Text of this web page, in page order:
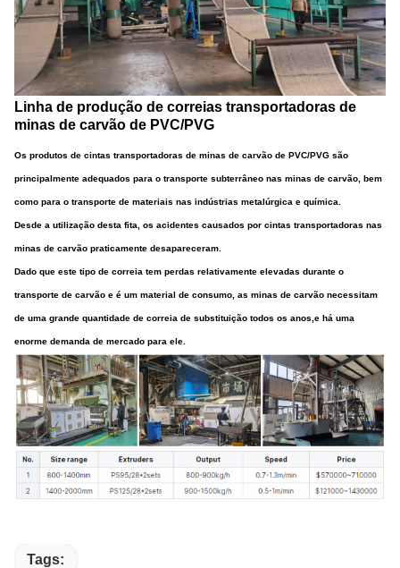
Linha de produção de correias transportadoras de
minas de carvão de PVC/PVG
Os produtos de cintas transportadoras de minas de carvão de PVC/PVG são
principalmente adequados para o transporte subterrâneo nas minas de carvão, bem
como para o transporte de materiais nas indústrias metalúrgica e química.
Desde a utilização desta fita, os acidentes causados por cintas transportadoras nas
minas de carvão praticamente desapareceram.
Dado que este tipo de correia tem perdas relativamente elevadas durante o
transporte de carvão e é um material de consumo, as minas de carvão necessitam
de uma grande quantidade de correia de substituição todos os anos,e há uma
enorme demanda de mercado para ele.
Tags: